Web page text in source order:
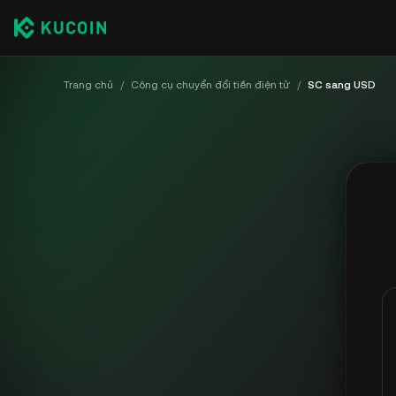
Trang chủ / Công cụ chuyển đổi tiền điện tử / SC sang USD